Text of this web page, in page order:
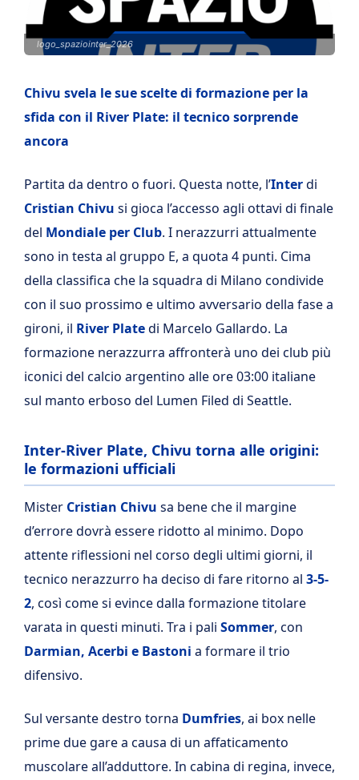
logo_spaziointer_2026
Chivu svela le sue scelte di formazione per la
sfida con il River Plate: il tecnico sorprende
ancora
Partita da dentro o fuori. Questa notte, l’Interdi
Cristian Chivu si gioca l’accesso agli ottavi di finale
del Mondiale per Club. I nerazzurri attualmente
sono in testa al gruppo E, a quota 4 punti. Cima
della classifica che la squadra di Milano condivide
con il suo prossimo e ultimo avversario della fase a
gironi, il River Platedi Marcelo Gallardo. La
formazione nerazzurra affronterà uno dei club più
iconici del calcio argentino alle ore 03:00 italiane
sul manto erboso del Lumen Filed di Seattle.
Inter-River Plate, Chivu torna alle origini:
le formazioni ufficiali
Mister Cristian Chivu sa bene che il margine
d’errore dovrà essere ridotto al minimo. Dopo
attente riflessioni nel corso degli ultimi giorni, il
tecnico nerazzurro ha deciso di fare ritorno al 3-5-
2, così come si evince dalla formazione titolare
varata in questi minuti. Tra i pali Sommer, con
Darmian, Acerbi e Bastoni a formare il trio
difensivo.
Sul versante destro torna Dumfries, ai box nelle
prime due gare a causa di un affaticamento
muscolare all’adduttore. In cabina di regina, invece,